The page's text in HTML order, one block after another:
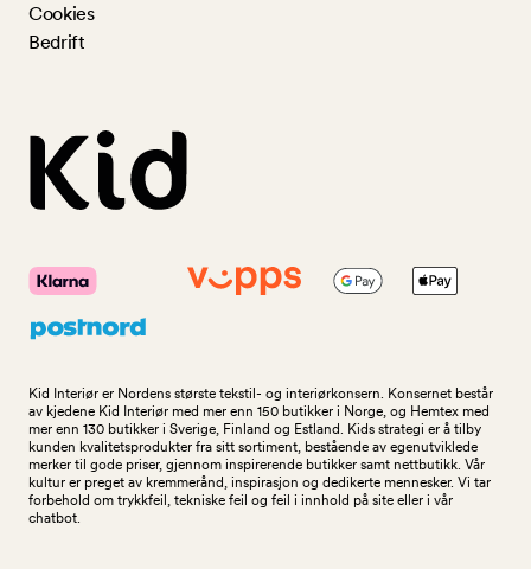
Cookies
Bedrift
Kid Interiør er Nordens største tekstil- og interiørkonsern. Konsernet består
av kjedene Kid Interiør med mer enn 150 butikker i Norge, og Hemtex med
mer enn 130 butikker i Sverige, Finland og Estland. Kids strategi er å tilby
kunden kvalitetsprodukter fra sitt sortiment, bestående av egenutviklede
merker til gode priser, gjennom inspirerende butikker samt nettbutikk. Vår
kultur er preget av kremmerånd, inspirasjon og dedikerte mennesker. Vi tar
forbehold om trykkfeil, tekniske feil og feil i innhold på site eller i vår
chatbot.